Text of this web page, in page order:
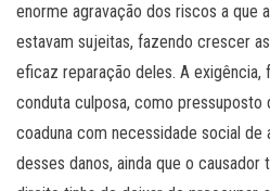
enorme agravação dos riscos a que
estavam sujeitas, fazendo crescer
eficaz reparação deles. A exigência,
conduta culposa, como pressuposto
coaduna com necessidade social de
desses danos, ainda que o causador